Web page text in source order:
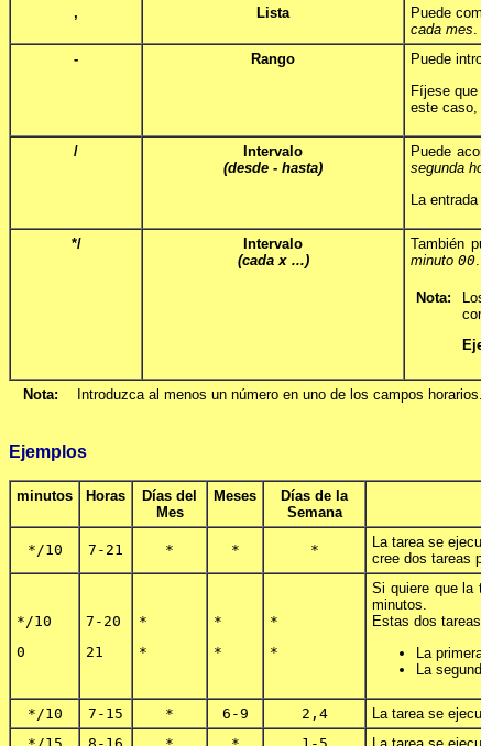
,
Lista Puede
cada mes.
-
Rango Puede
Fíjese
este caso,
/
Intervalo
(desde - hasta)
Puede
segunda
La
*/
Intervalo
(cadax...)
También
minuto 00.
Nota:
Nota: Introduzca al menos un número en uno de los campos
Ejemplos
minutos Horas
Días del
Mes
Meses
Días de la
Semana
*/10 7-21 * * *
La tarea se
cree dos tareas
*/10
0
7-20
21
*
*
*
*
*
*
Si quiere que la
minutos.
Estas dos
La
La
*/10 7-15 * 6-9 2,4
La tarea se